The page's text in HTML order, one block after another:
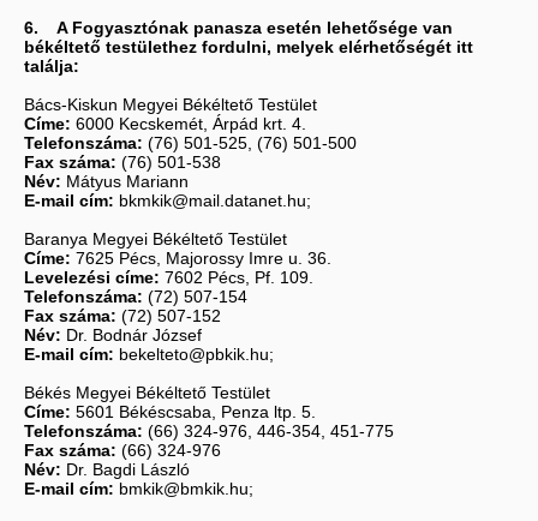
6. A Fogyasztónak panasza esetén lehetősége van
békéltető testülethez fordulni, melyek elérhetőségét itt
találja:
Bács-Kiskun Megyei Békéltető Testület
Címe: 6000 Kecskemét, Árpád krt. 4.
Telefonszáma: (76) 501-525, (76) 501-500
Fax száma: (76) 501-538
Név: Mátyus Mariann
E-mail cím: bkmkik@mail.datanet.hu;
Baranya Megyei Békéltető Testület
Címe: 7625 Pécs, Majorossy Imre u. 36.
Levelezési címe: 7602 Pécs, Pf. 109.
Telefonszáma: (72) 507-154
Fax száma: (72) 507-152
Név: Dr. Bodnár József
E-mail cím: bekelteto@pbkik.hu;
Békés Megyei Békéltető Testület
Címe: 5601 Békéscsaba, Penza ltp. 5.
Telefonszáma: (66) 324-976, 446-354, 451-775
Fax száma: (66) 324-976
Név: Dr. Bagdi László
E-mail cím: bmkik@bmkik.hu;